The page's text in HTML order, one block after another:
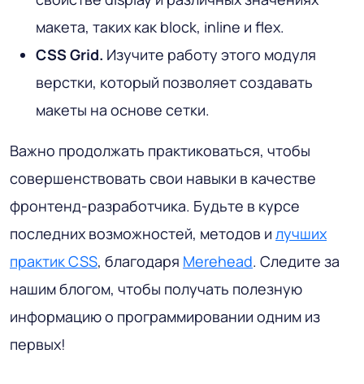
макета, таких как block, inline и flex.
CSS Grid. Изучите работу этого модуля
верстки, который позволяет создавать
макеты на основе сетки.
Важно продолжать практиковаться, чтобы
совершенствовать свои навыки в качестве
фронтенд-разработчика. Будьте в курсе
последних возможностей, методов и лучших
практик CSS, благодаря Merehead. Следите за
нашим блогом, чтобы получать полезную
информацию о программировании одним из
первых!